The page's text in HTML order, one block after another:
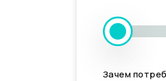
Зачем